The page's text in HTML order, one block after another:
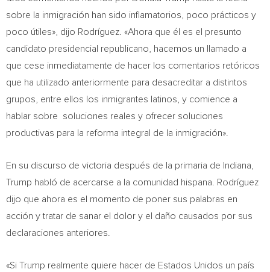
sobre la inmigración han sido inflamatorios, poco prácticos y
poco útiles», dijo Rodríguez. «Ahora que él es el presunto
candidato presidencial republicano, hacemos un llamado a
que cese inmediatamente de hacer los comentarios retóricos
que ha utilizado anteriormente para desacreditar a distintos
grupos, entre ellos los inmigrantes latinos, y comience a
hablar sobre soluciones reales y ofrecer soluciones
productivas para la reforma integral de la inmigración».
En su discurso de victoria después de la primaria de Indiana
Trump habló de acercarse a la comunidad hispana. Rodríguez
dijo que ahora es el momento de poner sus palabras en
acción y tratar de sanar el dolor y el daño causados por sus
declaraciones anteriores.
«Si Trump realmente quiere hacer de Estados Unidos un país